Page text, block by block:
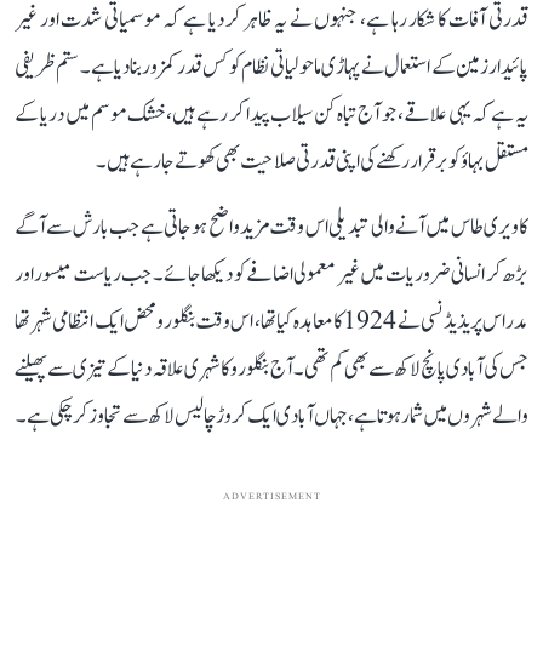
قدرتی آفات کا شکار رہا ہے، جنہوں نے یہ ظاہر کر دیا ہے کہ موسمیاتی شدت اور غیر
پائیدار زمین کے استعمال نے پہاڑی ماحولیاتی نظام کو کس قدر کمزور بنا دیا ہے۔ ستم ظریفی
یہ ہے کہ یہی علاقے، جو آج تباہ کن سیلاب پیدا کر رہے ہیں، خشک موسم میں دریا کے
مستقل بہاؤ کو برقرار رکھنے کی اپنی قدرتی صلاحیت بھی کھوتے جا رہے ہیں۔
کاویری طاس میں آنے والی تبدیلی اس وقت مزید واضح ہو جاتی ہے جب بارش سے آگے
بڑھ کر انسانی ضروریات میں غیر معمولی اضافے کو دیکھا جائے۔ جب ریاست میسور اور
مدراس پریذیڈنسی نے 1924 کا معاہدہ کیا تھا، اس وقت بنگلورو محض ایک انتظامی شہر تھا
جس کی آبادی پانچ لاکھ سے بھی کم تھی۔ آج بنگلورو کا شہری علاقہ دنیا کے تیزی سے پھیلنے
والے شہروں میں شمار ہوتا ہے، جہاں آبادی ایک کروڑ چالیس لاکھ سے تجاوز کر چکی ہے۔
ADVERTISEMENT